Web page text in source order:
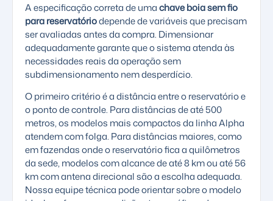
A especificação correta de umachave boia sem fio
para reservatóriodepende de variáveis que precisam
ser avaliadas antes da compra. Dimensionar
adequadamente garante que o sistema atenda às
necessidades reais da operação sem
subdimensionamento nem desperdício.
O primeiro critério é a distância entre o reservatório e
o ponto de controle. Para distâncias de até 500
metros, os modelos mais compactos da linha Alpha
atendem com folga. Para distâncias maiores, como
em fazendas onde o reservatório fica a quilômetros
da sede, modelos com alcance de até 8 km ou até 56
km com antena direcional são a escolha adequada.
Nossa equipe técnica pode orientar sobre o modelo